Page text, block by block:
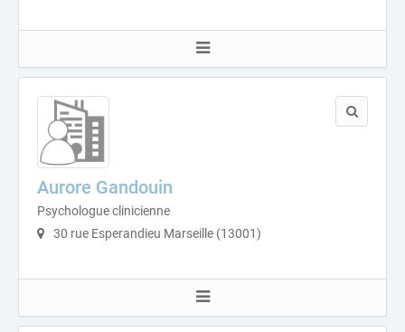
Aurore Gandouin
Psychologue clinicienne
30 rue Esperandieu Marseille (13001)